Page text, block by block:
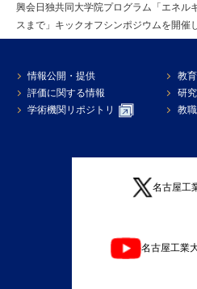
興会日独共同大学院プログラム「エネル
スまで」キックオフシンポジウムを開催
情報公開・提供
教
評価に関する情報
研
学術機関リポジトリ
教
名古屋工
名古屋工業